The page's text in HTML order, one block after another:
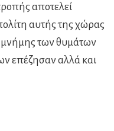
αποτελεί
αυτής της χώρας
των θυμάτων
επέζησαν αλλά και